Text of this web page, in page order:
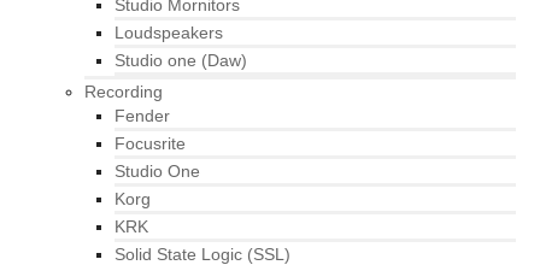
Studio Mornitors
Loudspeakers
Studio one (Daw)
Recording
Fender
Focusrite
Studio One
Korg
KRK
Solid State Logic (SSL)